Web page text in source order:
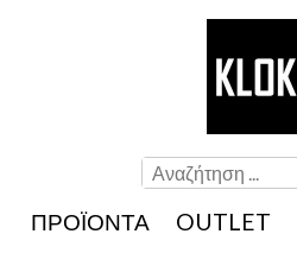
ΠΡΟΪΌΝΤΑ OUTLET